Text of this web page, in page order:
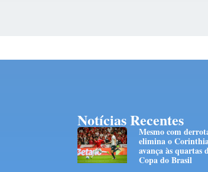
Notícias Recentes
Mesmo com
elimina o
avança às quartas
Copa do Brasil